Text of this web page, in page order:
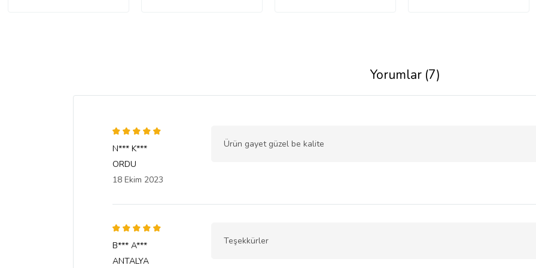
Yorumlar (7)
N*** K***
ORDU
18 Ekim 2023
Ürün gayet güzel be kalite
B*** A***
ANTALYA
Teşekkürler